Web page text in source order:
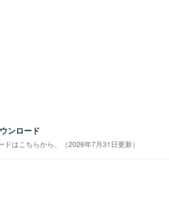
ンロード
はこちらから。（2026年7月31日更新）